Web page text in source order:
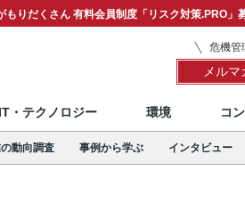
もりだくさん 有料会員制度「リスク対策.PRO」
危機管
メル
IT・テクノロジー 環境 コ
動向調査 事例から学ぶ インタビュー